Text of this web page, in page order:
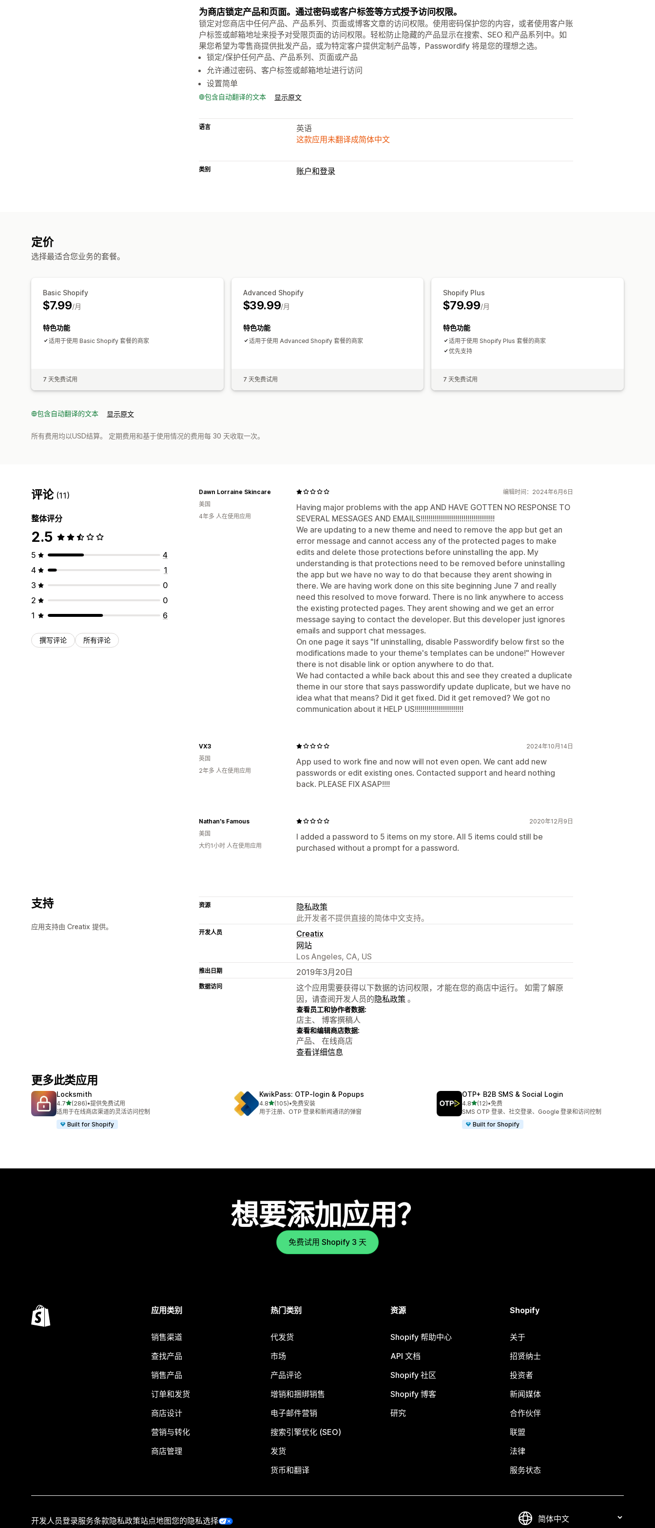
为商店锁定产品和页面。通过密码或客户标签等方式授予访问权限。
锁定对您商店中任何产品、产品系列、页面或博客文章的访问权限。使用密码保护您的内容，或者使用客户账
户标签或邮箱地址来授予对受限页面的访问权限。轻松防止隐藏的产品显示在搜索、SEO 和产品系列中。如
果您希望为零售商提供批发产品，或为特定客户提供定制产品等，Passwordify 将是您的理想之选。
锁定/保护任何产品、产品系列、页面或产品
允许通过密码、客户标签或邮箱地址进行访问
设置简单
包含自动翻译的文本 显示原文
语言
英语
这款应用未翻译成简体中文
类别 账户和登录
定价
选择最适合您业务的套餐。
Basic Shopify
$7.99/月
特色功能
适用于使用 Basic Shopify 套餐的商家
7 天免费试用
Advanced Shopify
$39.99/月
特色功能
适用于使用 Advanced Shopify 套餐的商家
7 天免费试用
Shopify Plus
$79.99/月
特色功能
适用于使用 Shopify Plus 套餐的商家
优先支持
7 天免费试用
包含自动翻译的文本 显示原文
所有费用均以USD结算。 定期费用和基于使用情况的费用每 30 天收取一次。
评论 (11)
整体评分
2.5
5
4
4
1
3
0
2
0
1
6
撰写评论 所有评论
编辑时间：2024年6月6日
Having major problems with the app AND HAVE GOTTEN NO RESPONSE TO
SEVERAL MESSAGES AND EMAILS!!!!!!!!!!!!!!!!!!!!!!!!!!!!!!!!!!!!!!
We are updating to a new theme and need to remove the app but get an
error message and cannot access any of the protected pages to make
edits and delete those protections before uninstalling the app. My
understanding is that protections need to be removed before uninstalling
the app but we have no way to do that because they arent showing in
there. We are having work done on this site beginning June 7 and really
need this resolved to move forward. There is no link anywhere to access
the existing protected pages. They arent showing and we get an error
message saying to contact the developer. But this developer just ignores
emails and support chat messages.
On one page it says "If uninstalling, disable Passwordify below first so the
modifications made to your theme's templates can be undone!" However
there is not disable link or option anywhere to do that.
We had contacted a while back about this and see they created a duplicate
theme in our store that says passwordify update duplicate, but we have no
idea what that means? Did it get fixed. Did it get removed? We got no
communication about it HELP US!!!!!!!!!!!!!!!!!!!!!!!!!
Dawn Lorraine Skincare
美国
4年多 人在使用应用
2024年10月14日
App used to work fine and now will not even open. We cant add new
passwords or edit existing ones. Contacted support and heard nothing
back. PLEASE FIX ASAP!!!!
VX3
英国
2年多 人在使用应用
2020年12月9日
I added a password to 5 items on my store. All 5 items could still be
purchased without a prompt for a password.
Nathan's Famous
美国
大约1小时 人在使用应用
支持
应用支持由 Creatix 提供。
资源
隐私政策
此开发者不提供直接的简体中文支持。
开发人员
Creatix
网站
Los Angeles, CA, US
推出日期 2019年3月20日
数据访问
这个应用需要获得以下数据的访问权限，才能在您的商店中运行。 如需了解原
因，请查阅开发人员的隐私政策 。
查看员工和协作者数据:
店主、 博客撰稿人
查看和编辑商店数据:
产品、 在线商店
查看详细信息
更多此类应用
Locksmith
4.7星（满分 5 星）
(286)
总共 286 条评论
•提供免费试用
适用于在线商店渠道的灵活访问控制
Built for Shopify
KwikPass: OTP‑login & Popups
4.8星（满分 5 星）
(105)
总共 105 条评论
•免费安装
用于注册、OTP 登录和新闻通讯的弹窗
OTP+ B2B SMS & Social Login
4.8星（满分 5 星）
(12)
总共 12 条评论
•免费
SMS OTP 登录、社交登录、Google 登录和访问控制
Built for Shopify
想要添加应用？
免费试用 Shopify 3 天
应用类别
销售渠道
查找产品
销售产品
订单和发货
商店设计
营销与转化
商店管理
热门类别
代发货
市场
产品评论
增销和捆绑销售
电子邮件营销
搜索引擎优化 (SEO)
发货
货币和翻译
资源
Shopify 帮助中心
API 文档
Shopify 社区
Shopify 博客
研究
Shopify
关于
招贤纳士
投资者
新闻媒体
合作伙伴
联盟
法律
服务状态
开发人员登录服务条款隐私政策站点地图您的隐私选择